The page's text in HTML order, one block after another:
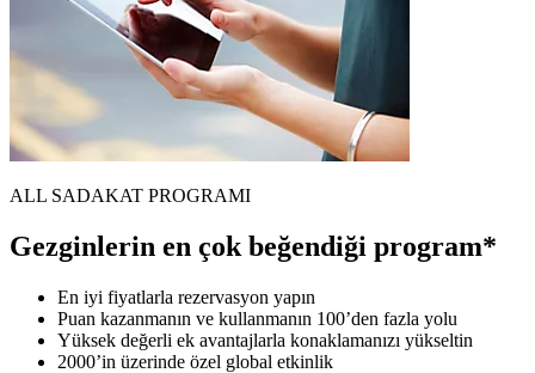
ALL SADAKAT PROGRAMI
Gezginlerin en çok beğendiği program*
En iyi fiyatlarla rezervasyon yapın
Puan kazanmanın ve kullanmanın 100’den fazla yolu
Yüksek değerli ek avantajlarla konaklamanızı yükseltin
2000’in üzerinde özel global etkinlik